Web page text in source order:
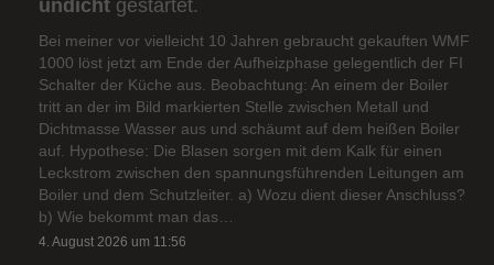
undicht gestartet.
Bei meiner vor vielleicht 10 Jahren gebraucht gekauften WMF
1000 löst jetzt am Ende der Aufheizphase gelegentlich der FI
Schalter der Küche aus. Beobachtung: An einem der Boiler
tritt an der im Bild markierten Stelle zwischen Metall und
Dichtmasse Wasser aus und schäumt auf dem heißen Boiler
auf. Hypothese: Die Blasen sorgen mit dem Kalk für einen
Leckstrom zwischen den spannungsführenden Leitungen am
Boiler und dem Schutzleiter. a) Wozu dient dieser Anschluss?
b) Wie bekommt man das…
4. August 2026 um 11:56